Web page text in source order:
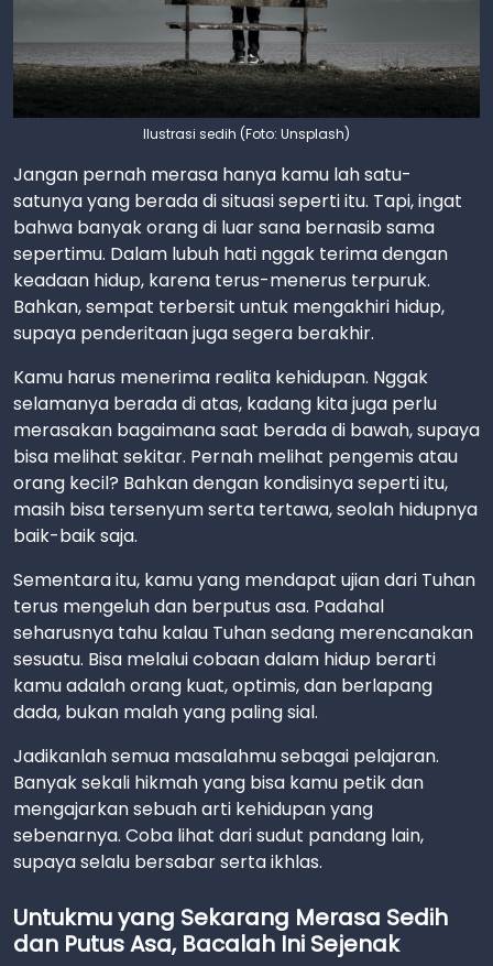
Ilustrasi sedih (Foto: Unsplash)
Jangan pernah merasa hanya kamu lah satu-
satunya yang berada di situasi seperti itu. Tapi, ingat
bahwa banyak orang di luar sana bernasib sama
sepertimu. Dalam lubuh hati nggak terima dengan
keadaan hidup, karena terus-menerus terpuruk.
Bahkan, sempat terbersit untuk mengakhiri hidup,
supaya penderitaan juga segera berakhir.
Kamu harus menerima realita kehidupan. Nggak
selamanya berada di atas, kadang kita juga perlu
merasakan bagaimana saat berada di bawah, supaya
bisa melihat sekitar. Pernah melihat pengemis atau
orang kecil? Bahkan dengan kondisinya seperti itu,
masih bisa tersenyum serta tertawa, seolah hidupnya
baik-baik saja.
Sementara itu, kamu yang mendapat ujian dari Tuhan
terus mengeluh dan berputus asa. Padahal
seharusnya tahu kalau Tuhan sedang merencanakan
sesuatu. Bisa melalui cobaan dalam hidup berarti
kamu adalah orang kuat, optimis, dan berlapang
dada, bukan malah yang paling sial.
Jadikanlah semua masalahmu sebagai pelajaran.
Banyak sekali hikmah yang bisa kamu petik dan
mengajarkan sebuah arti kehidupan yang
sebenarnya. Coba lihat dari sudut pandang lain,
supaya selalu bersabar serta ikhlas.
Untukmu yang Sekarang Merasa Sedih
dan Putus Asa, Bacalah Ini Sejenak